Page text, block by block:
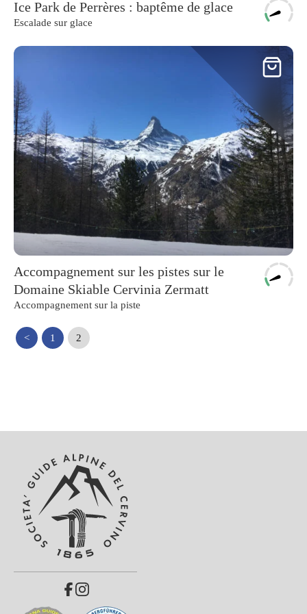
Ice Park de Perrères : baptême de glace
Escalade sur glace
Accompagnement sur les pistes sur le
Domaine Skiable Cervinia Zermatt
Accompagnement sur la piste
< 1 2